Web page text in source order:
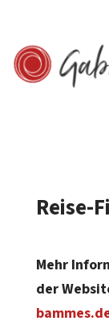
Reise-
Mehr
der